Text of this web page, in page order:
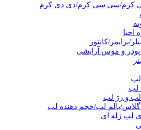
کرم/سی سی کرم/دی دی کرم
احیا
پرایمر/کانتور
و موس آرایشی
لب
لب
و رژ لب
بالم لب/حجم دهنده لب
لب ژله ای